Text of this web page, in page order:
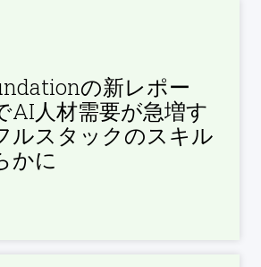
の新レポー
AI人材需要が急増す
ルスタックのスキル
かに